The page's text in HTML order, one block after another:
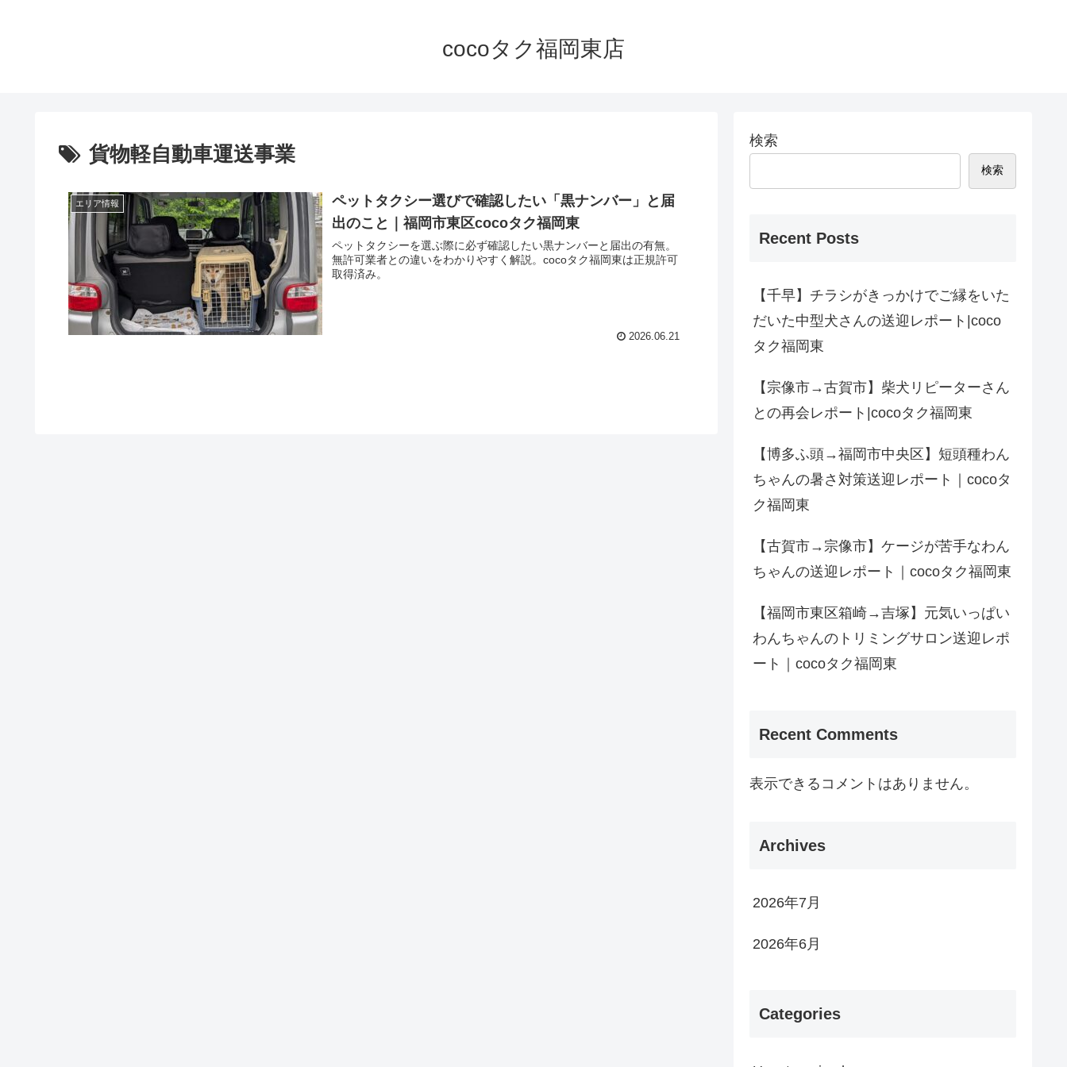
cocoタク福岡東店
貨物軽自動車運送事業
エリア情報
ペットタクシー選びで確認したい「黒ナンバー」と届
出のこと｜福岡市東区cocoタク福岡東
ペットタクシーを選ぶ際に必ず確認したい黒ナンバーと届出の有無。
無許可業者との違いをわかりやすく解説。cocoタク福岡東は正規許可
取得済み。
2026.06.21
検索
検索
Recent Posts
【千早】チラシがきっかけでご縁をいた
だいた中型犬さんの送迎レポート|coco
タク福岡東
【宗像市→古賀市】柴犬リピーターさん
との再会レポート|cocoタク福岡東
【博多ふ頭→福岡市中央区】短頭種わん
ちゃんの暑さ対策送迎レポート｜cocoタ
ク福岡東
【古賀市→宗像市】ケージが苦手なわん
ちゃんの送迎レポート｜cocoタク福岡東
【福岡市東区箱崎→吉塚】元気いっぱい
わんちゃんのトリミングサロン送迎レポ
ート｜cocoタク福岡東
Recent Comments
表示できるコメントはありません。
Archives
2026年7月
2026年6月
Categories